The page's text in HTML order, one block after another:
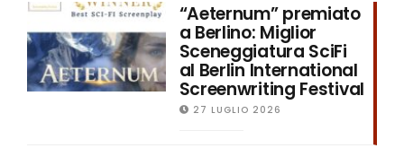
“Aeternum” premiato
a Berlino: Miglior
Sceneggiatura SciFi
al Berlin International
Screenwriting Festival
27 LUGLIO 2026